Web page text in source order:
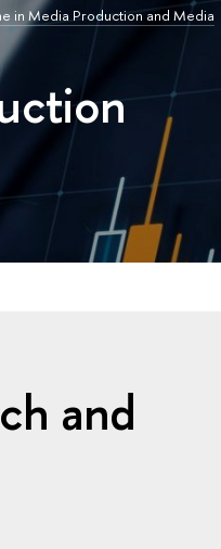
in Media Production and Media
and